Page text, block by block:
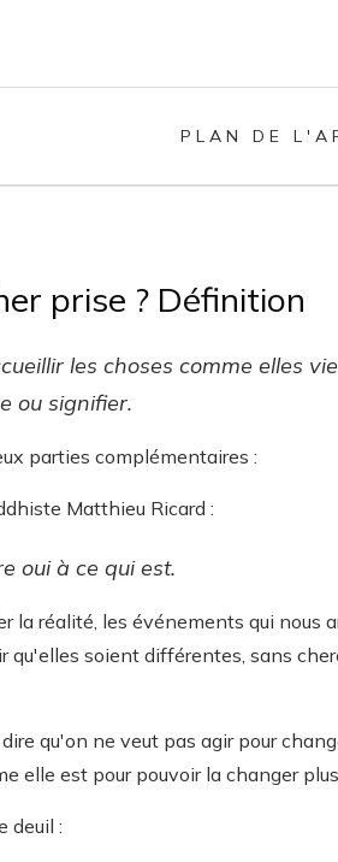
PLAN DE
prise ? Définition
les choses comme elles
ou signifier.
parties complémentaires :
Matthieu Ricard :
oui à ce qui est.
la réalité, les événements qui nous
qu'elles soient différentes, sans
qu'on ne veut pas agir pour
elle est pour pouvoir la changer
deuil :